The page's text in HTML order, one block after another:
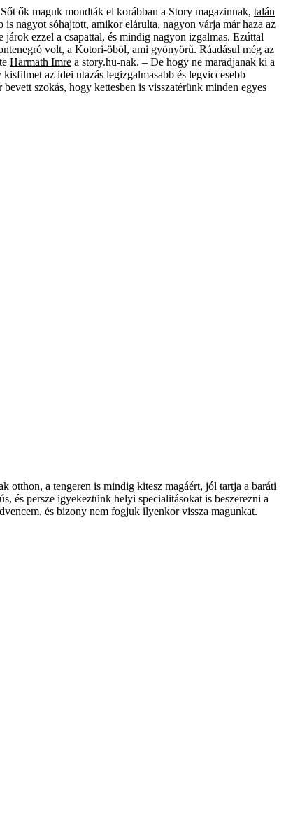
ők maguk mondták el korábban a Story magazinnak, talán
nagyot sóhajtott, amikor elárulta, nagyon várja már haza az
ezzel a csapattal, és mindig nagyon izgalmas. Ezúttal
volt, a Kotori-öböl, ami gyönyörű. Ráadásul még az
Harmath Imre a story.hu-nak. – De hogy ne maradjanak ki a
az idei utazás legizgalmasabb és legviccesebb
szokás, hogy kettesben is visszatérünk minden egyes
otthon, a tengeren is mindig kitesz magáért, jól tartja a baráti
és persze igyekeztünk helyi specialitásokat is beszerezni a
és bizony nem fogjuk ilyenkor vissza magunkat.